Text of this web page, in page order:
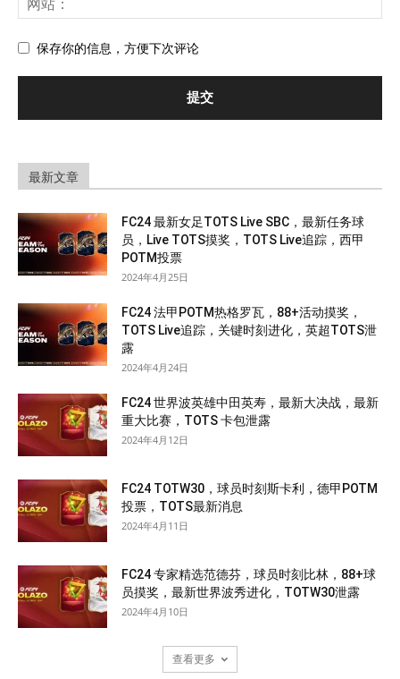
保存你的信息，方便下次评论
最新文章
FC24 最新女足TOTS Live SBC，最新任务球
员，Live TOTS摸奖，TOTS Live追踪，西甲
POTM投票
2024年4月25日
FC24 法甲POTM热格罗瓦，88+活动摸奖，
TOTS Live追踪，关键时刻进化，英超TOTS泄
露
2024年4月24日
FC24 世界波英雄中田英寿，最新大决战，最新
重大比赛，TOTS 卡包泄露
2024年4月12日
FC24 TOTW30，球员时刻斯卡利，德甲POTM
投票，TOTS最新消息
2024年4月11日
FC24 专家精选范德芬，球员时刻比林，88+球
员摸奖，最新世界波秀进化，TOTW30泄露
2024年4月10日
查看更多